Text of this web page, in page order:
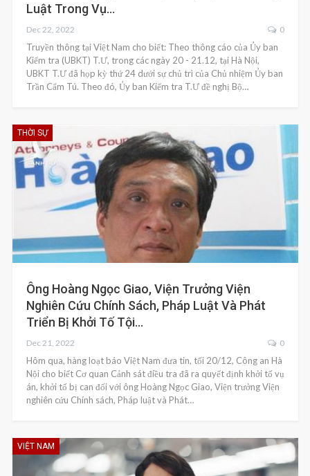
Luật Trong Vụ…
Dec 22, 2022 0
Truyền thông tại Việt Nam cho biết: Theo thông cáo của Ủy ban
Kiểm tra (UBKT) T.Ư, trong các ngày 20 - 21.12, tại Hà Nội,
UBKT T.Ư đã họp kỳ thứ 24 dưới sự chủ trì của Chủ nhiệm Ủy ban
Trần Cẩm Tú. Theo đó, Ủy ban Kiểm tra T.Ư đề nghị Bộ…
THỜI SỰ
Ông Hoàng Ngọc Giao, Viện Trưởng Viện
Nghiên Cứu Chính Sách, Pháp Luật Và Phát
Triển Bị Khởi Tố Tội…
Dec 21, 2022 0
Hôm qua, hàng loạt báo Việt Nam đưa tin, tối 20/12, Công an Hà
Nội cho biết Cơ quan Cảnh sát điều tra đã ra quyết định khởi tố vụ
án, khởi tố bị can đối với ông Hoàng Ngọc Giao, Viện trưởng Viện
nghiên cứu Chính sách, Pháp luật và Phát…
VIỆT NAM